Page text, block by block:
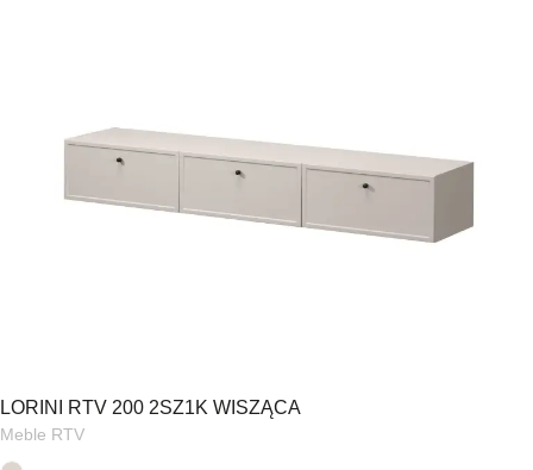
LORINI RTV 200 2SZ1K WISZĄCA
Meble RTV